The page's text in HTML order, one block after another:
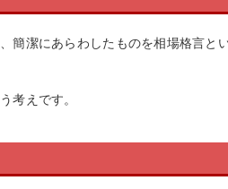
簡潔にあらわしたものを相場格言と
考えです。